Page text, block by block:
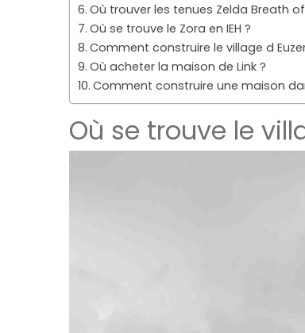
Où trouver les tenues Zelda Breath
Où se trouve le Zora en IEH ?
Comment construire le village d
Où acheter la maison de Link ?
Comment construire une maison
Où se trouve le